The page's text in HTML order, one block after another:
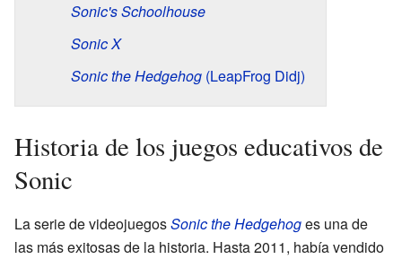
Sonic's Schoolhouse
Sonic X
Sonic the Hedgehog (LeapFrog Didj)
Historia de los juegos educativos de
Sonic
La serie de videojuegosSonic the Hedgehoges una de
las más exitosas de la historia. Hasta 2011, había vendido